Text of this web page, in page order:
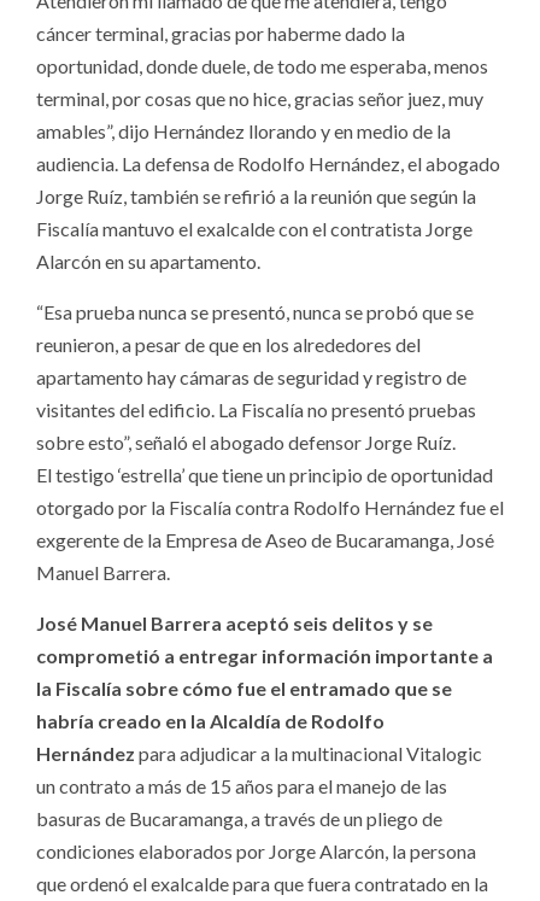
cáncer terminal, gracias por haberme dado la
oportunidad, donde duele, de todo me esperaba, menos
terminal, por cosas que no hice, gracias señor juez, muy
amables”, dijo Hernández llorando y en medio de la
audiencia. La defensa de Rodolfo Hernández, el abogado
Jorge Ruíz, también se refirió a la reunión que según la
Fiscalía mantuvo el exalcalde con el contratista Jorge
Alarcón en su apartamento.
“Esa prueba nunca se presentó, nunca se probó que se
reunieron, a pesar de que en los alrededores del
apartamento hay cámaras de seguridad y registro de
visitantes del edificio. La Fiscalía no presentó pruebas
sobre esto”, señaló el abogado defensor Jorge Ruíz.
El testigo ‘estrella’ que tiene un principio de oportunidad
otorgado por la Fiscalía contra Rodolfo Hernández fue el
exgerente de la Empresa de Aseo de Bucaramanga, José
Manuel Barrera.
José Manuel Barrera aceptó seis delitos y se
comprometió a entregar información importante a
la Fiscalía sobre cómo fue el entramado que se
habría creado en la Alcaldía de Rodolfo
Hernández para adjudicar a la multinacional Vitalogic
un contrato a más de 15 años para el manejo de las
basuras de Bucaramanga, a través de un pliego de
condiciones elaborados por Jorge Alarcón, la persona
que ordenó el exalcalde para que fuera contratado en la